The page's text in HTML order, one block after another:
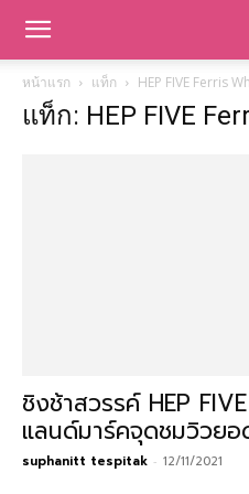
หน้าแรก แท็ก HEP FIVE Ferris
แท็ก: HEP FIVE
ชิงช้าสวรรค์ HEP
แลนด์มาร์คจุดชมวิวยอ
suphanitt tespitak - 12/11/2021